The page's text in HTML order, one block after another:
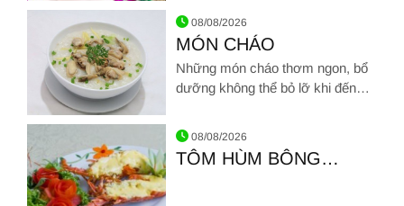
Hình ảnh về MÓN SÚP
Hình ảnh về MÓN CHÁO
08/08/2026
MÓN CHÁO
Những món cháo thơm ngon, bổ
dưỡng không thể bỏ lỡ khi đến
08/08/2026
TÔM HÙM BÔNG